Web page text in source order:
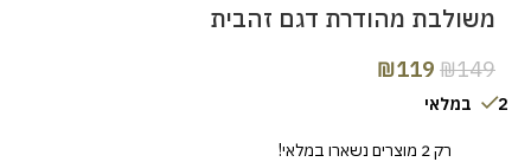
משולבת מהודרת דגם זהבית
₪149
₪119
2 במלאי
רק 2 מוצרים נשארו במלאי!